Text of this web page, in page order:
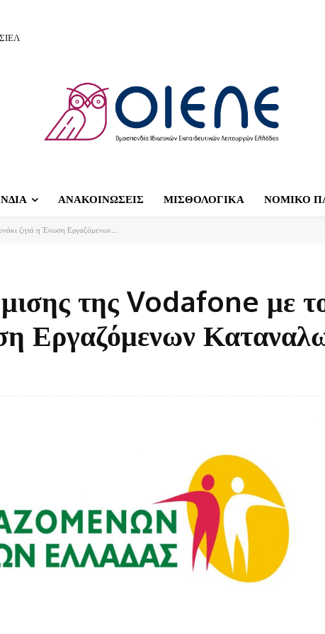
ΑΝΑΚΟΙΝΩΣΕΙΣ ΜΙΣΘΟΛΟΓΙΚΑ ΝΟΜΙΚΟ
ζητά η Ένωση Εργαζόμενων...
της Vodafone με
Εργαζόμενων